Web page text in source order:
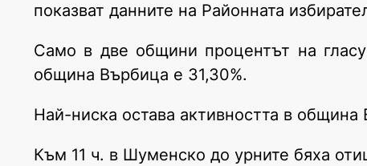
показват данните на Районната
Само в две общини процентът на
община Върбица е 31,30%.
Най-ниска остава активността в община
Към 11 ч. в Шуменско до урните бяха